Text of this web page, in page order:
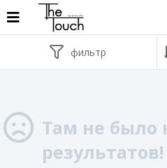
фильтр
Там не было
результатов!